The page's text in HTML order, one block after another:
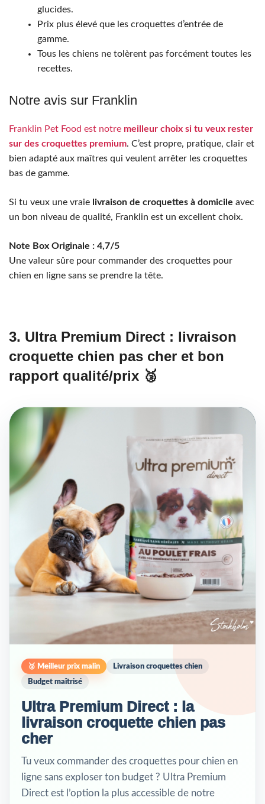
glucides.
Prix plus élevé que les croquettes d’entrée de
gamme.
Tous les chiens ne tolèrent pas forcément toutes les
recettes.
Notre avis sur Franklin
Franklin Pet Food est notre meilleur choix si tu veux rester
sur des croquettes premium. C’est propre, pratique, clair et
bien adapté aux maîtres qui veulent arrêter les croquettes
bas de gamme.
Si tu veux une vraie livraison de croquettes à domicile avec
un bon niveau de qualité, Franklin est un excellent choix.
Note Box Originale : 4,7/5
Une valeur sûre pour commander des croquettes pour
chien en ligne sans se prendre la tête.
3. Ultra Premium Direct : livraison
croquette chien pas cher et bon
rapport qualité/prix 🥉
🥉 Meilleur prix malin Livraison croquettes chien
Budget maîtrisé
Ultra Premium Direct : la
livraison croquette chien pas
cher
Tu veux commander des croquettes pour chien en
ligne sans exploser ton budget ? Ultra Premium
Direct est l’option la plus accessible de notre